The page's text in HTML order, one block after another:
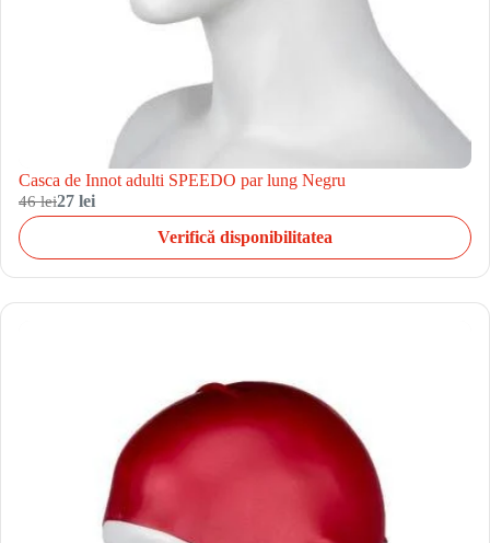
Casca de Innot adulti SPEEDO par lung Negru
46 lei27 lei
Verifică disponibilitatea